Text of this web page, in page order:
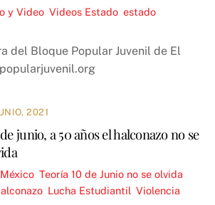
y Video ,Videos Estado ,estado
del Bloque Popular Juvenil de El
2021
junio, a 50 años el halconazo no se
,Teoría 10 de Junio no se olvida
Lucha Estudiantil ,Violencia